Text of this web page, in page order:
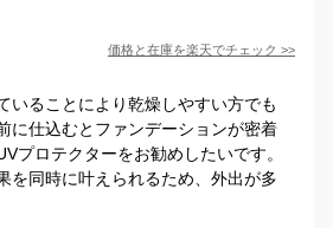
価格と在庫を楽天でチェック >>
いることにより乾燥しやすい方でも
に仕込むとファンデーションが密着
プロテクターをお勧めしたいです。
を同時に叶えられるため、外出が多